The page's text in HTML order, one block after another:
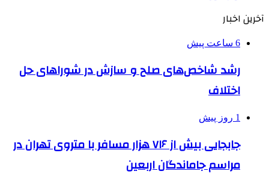
آخرین اخبار
6 ساعت پیش
رشد شاخص‌های صلح و سازش در شوراهای حل
اختلاف
1 روز پیش
جابجایی بیش از ۷۱۶ هزار مسافر با متروی تهران در
مراسم جاماندگان اربعین